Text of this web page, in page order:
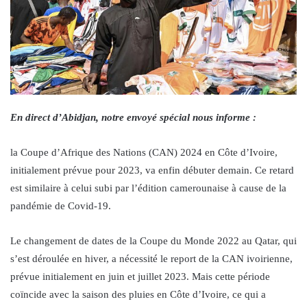
En direct d’Abidjan, notre envoyé spécial nous informe :
la Coupe d’Afrique des Nations (CAN) 2024 en Côte d’Ivoire,
initialement prévue pour 2023, va enfin débuter demain. Ce retard
est similaire à celui subi par l’édition camerounaise à cause de la
pandémie de Covid-19.
Le changement de dates de la Coupe du Monde 2022 au Qatar, qui
s’est déroulée en hiver, a nécessité le report de la CAN ivoirienne,
prévue initialement en juin et juillet 2023. Mais cette période
coïncide avec la saison des pluies en Côte d’Ivoire, ce qui a